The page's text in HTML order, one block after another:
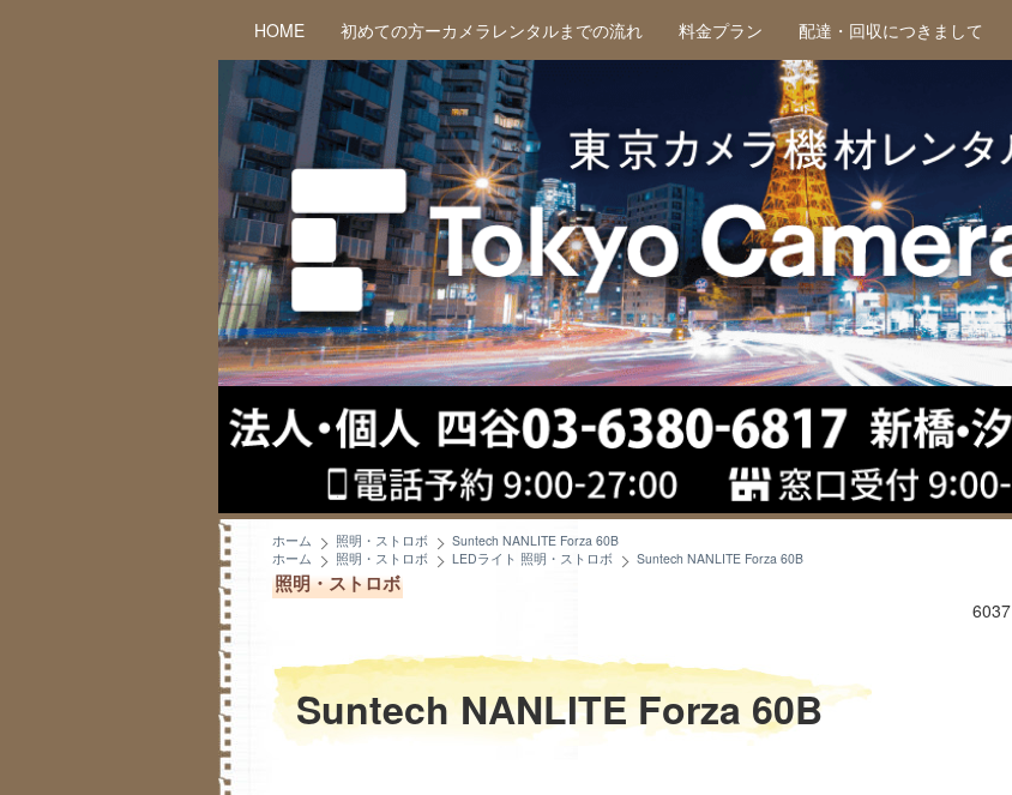
HOME 初めての方ーカメラレンタルまでの流れ 料金プラン 配達・回収につきまして
ホーム 照明・ストロボ
Suntech NANLITE Forza 60B
ホーム
照明・ストロボ LEDライト 照明・ストロボ Suntech NANLITE Forza 60B
照明・ストロボ
6037
Suntech NANLITE Forza 60B